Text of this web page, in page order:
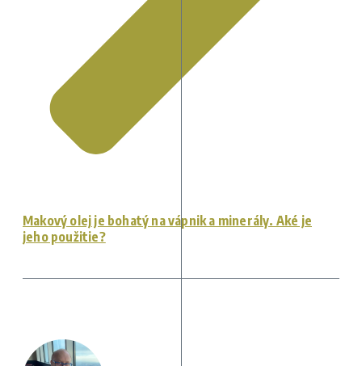
Makový olej je bohatý na vápnik a minerály. Aké je
jeho použitie?